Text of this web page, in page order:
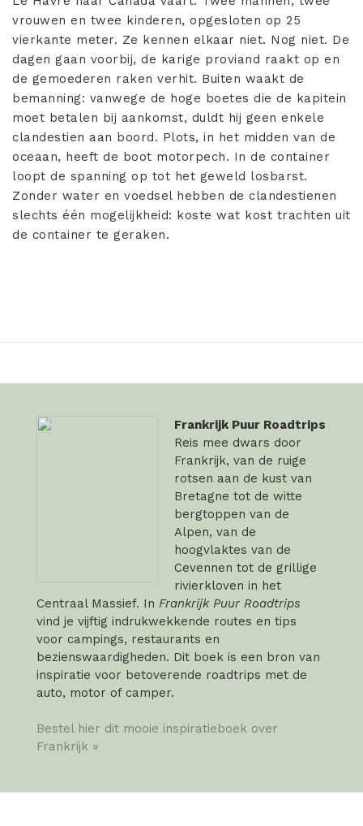
vrouwen en twee kinderen, opgesloten op 25
vierkante meter. Ze kennen elkaar niet. Nog niet. De
dagen gaan voorbij, de karige proviand raakt op en
de gemoederen raken verhit. Buiten waakt de
bemanning: vanwege de hoge boetes die de kapitein
moet betalen bij aankomst, duldt hij geen enkele
clandestien aan boord. Plots, in het midden van de
oceaan, heeft de boot motorpech. In de container
loopt de spanning op tot het geweld losbarst.
Zonder water en voedsel hebben de clandestienen
slechts één mogelijkheid: koste wat kost trachten uit
de container te geraken.
Frankrijk Puur Roadtrips
Reis mee dwars door
Frankrijk, van de ruige
rotsen aan de kust van
Bretagne tot de witte
bergtoppen van de
Alpen, van de
hoogvlaktes van de
Cevennen tot de grillige
rivierkloven in het
Centraal Massief. In Frankrijk Puur Roadtrips
vind je vijftig indrukwekkende routes en tips
voor campings, restaurants en
bezienswaardigheden. Dit boek is een bron van
inspiratie voor betoverende roadtrips met de
auto, motor of camper.
Bestel hier dit mooie inspiratieboek over
Frankrijk »